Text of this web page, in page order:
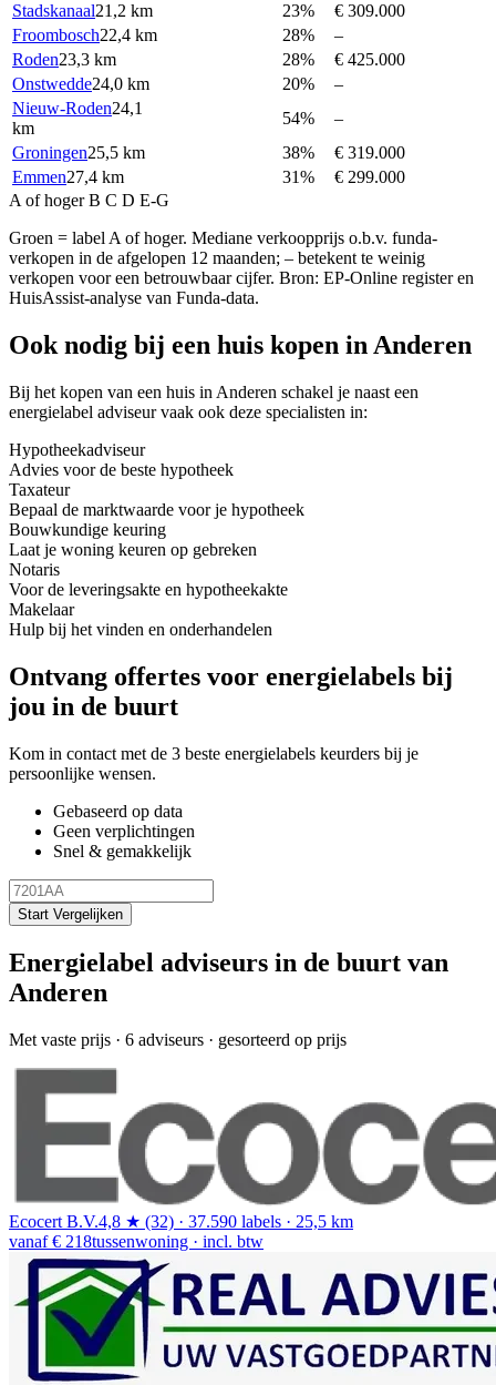
Stadskanaal21,2 km 23%
€ 309.000
Froombosch22,4 km 28%
–
Roden23,3 km 28%
€ 425.000
Onstwedde24,0 km 20%
–
Nieuw-Roden24,1
km
54%
–
Groningen25,5 km 38%
€ 319.000
Emmen27,4 km 31%
€ 299.000
A of hogerB C D E-G
Groen = label A of hoger. Mediane verkoopprijs o.b.v. funda-
verkopen in de afgelopen 12 maanden; – betekent te weinig
verkopen voor een betrouwbaar cijfer. Bron: EP-Online register en
HuisAssist-analyse van Funda-data.
Ook nodig bij een huis kopen in Anderen
Bij het kopen van een huis in Anderen schakel je naast een
energielabel adviseur vaak ook deze specialisten in:
Hypotheekadviseur
Advies voor de beste hypotheek
Taxateur
Bepaal de marktwaarde voor je hypotheek
Bouwkundige keuring
Laat je woning keuren op gebreken
Notaris
Voor de leveringsakte en hypotheekakte
Makelaar
Hulp bij het vinden en onderhandelen
Ontvang offertes voor energielabels bij
jou in de buurt
Kom in contact met de 3 beste energielabels keurders bij je
persoonlijke wensen.
Gebaseerd op data
Geen verplichtingen
Snel & gemakkelijk
Start Vergelijken
Energielabel adviseurs in de buurt van
Anderen
Met vaste prijs · 6 adviseurs · gesorteerd op prijs
Ecocert B.V.4,8 ★ (32) · 37.590 labels · 25,5 km
vanaf € 218tussenwoning · incl. btw